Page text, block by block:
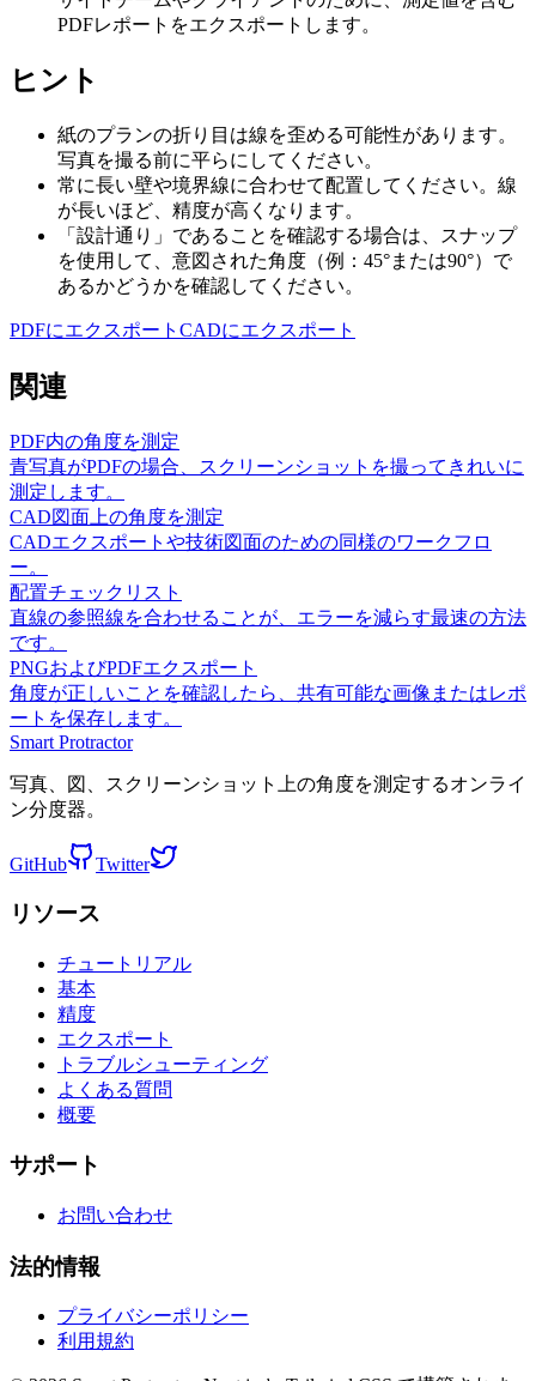
PDFレポートをエクスポートします。
ヒント
紙のプランの折り目は線を歪める可能性があります。
写真を撮る前に平らにしてください。
常に長い壁や境界線に合わせて配置してください。線
が長いほど、精度が高くなります。
「設計通り」であることを確認する場合は、スナップ
を使用して、意図された角度（例：45°または90°）で
あるかどうかを確認してください。
PDFにエクスポート CADにエクスポート
関連
PDF内の角度を測定
青写真がPDFの場合、スクリーンショットを撮ってきれいに
測定します。
CAD図面上の角度を測定
CADエクスポートや技術図面のための同様のワークフロ
ー。
配置チェックリスト
直線の参照線を合わせることが、エラーを減らす最速の方法
です。
PNGおよびPDFエクスポート
角度が正しいことを確認したら、共有可能な画像またはレポ
ートを保存します。
Smart Protractor
写真、図、スクリーンショット上の角度を測定するオンライ
ン分度器。
GitHub Twitter
リソース
チュートリアル
基本
精度
エクスポート
トラブルシューティング
よくある質問
概要
サポート
お問い合わせ
法的情報
プライバシーポリシー
利用規約